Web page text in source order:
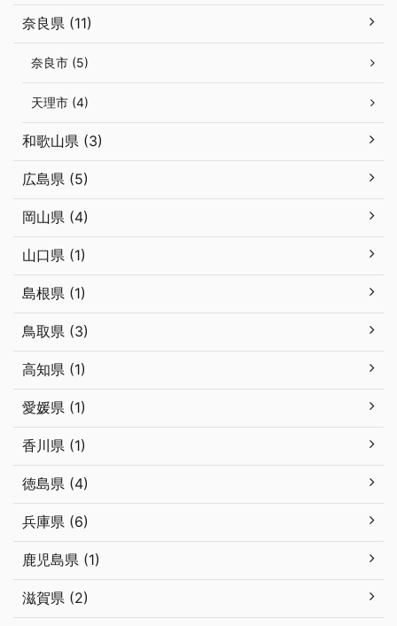
奈良県 (11)
奈良市 (5)
天理市 (4)
和歌山県 (3)
広島県 (5)
岡山県 (4)
山口県 (1)
島根県 (1)
鳥取県 (3)
高知県 (1)
愛媛県 (1)
香川県 (1)
徳島県 (4)
兵庫県 (6)
鹿児島県 (1)
滋賀県 (2)